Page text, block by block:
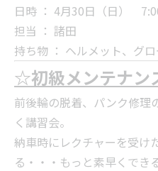
日時 ： 4月30日（日）
担当 ： 諸田
持ち物 ： ヘルメット、グ
☆初級メンテナ
前後輪の脱着、パンク修理
く講習会。
納車時にレクチャーを受け
る・・・もっと素早くでき